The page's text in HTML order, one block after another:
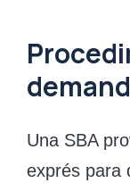
Una SBA
exprés para